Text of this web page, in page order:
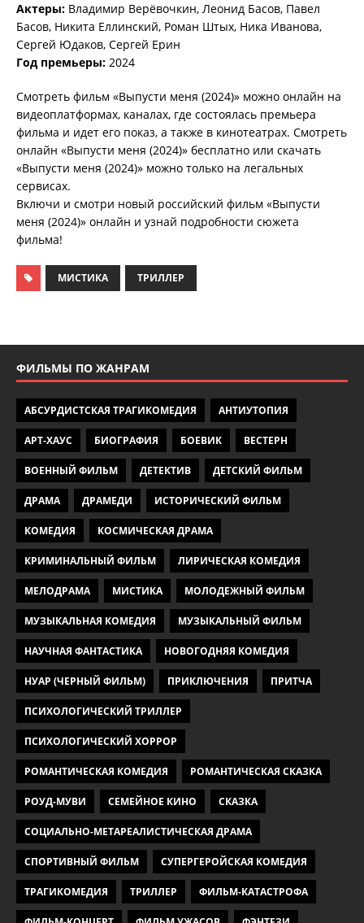
Актеры: Владимир Верёвочкин, Леонид Басов, Павел
Басов, Никита Еллинский, Роман Штых, Ника Иванова,
Сергей Юдаков, Сергей Ерин
Год премьеры: 2024
Смотреть фильм «Выпусти меня (2024)» можно онлайн на
видеоплатформах, каналах, где состоялась премьера
фильма и идет его показ, а также в кинотеатрах. Смотреть
онлайн «Выпусти меня (2024)» бесплатно или скачать
«Выпусти меня (2024)» можно только на легальных
сервисах.
Включи и смотри новый российский фильм «Выпусти
меня (2024)» онлайн и узнай подробности сюжета
фильма!
МИСТИКА ТРИЛЛЕР
ФИЛЬМЫ ПО ЖАНРАМ
АБСУРДИСТСКАЯ ТРАГИКОМЕДИЯ АНТИУТОПИЯ
АРТ-ХАУС БИОГРАФИЯ БОЕВИК ВЕСТЕРН
ВОЕННЫЙ ФИЛЬМ ДЕТЕКТИВ ДЕТСКИЙ ФИЛЬМ
ДРАМА ДРАМЕДИ ИСТОРИЧЕСКИЙ ФИЛЬМ
КОМЕДИЯ КОСМИЧЕСКАЯ ДРАМА
КРИМИНАЛЬНЫЙ ФИЛЬМ ЛИРИЧЕСКАЯ КОМЕДИЯ
МЕЛОДРАМА МИСТИКА МОЛОДЕЖНЫЙ ФИЛЬМ
МУЗЫКАЛЬНАЯ КОМЕДИЯ МУЗЫКАЛЬНЫЙ ФИЛЬМ
НАУЧНАЯ ФАНТАСТИКА НОВОГОДНЯЯ КОМЕДИЯ
НУАР (ЧЕРНЫЙ ФИЛЬМ) ПРИКЛЮЧЕНИЯ ПРИТЧА
ПСИХОЛОГИЧЕСКИЙ ТРИЛЛЕР
ПСИХОЛОГИЧЕСКИЙ ХОРРОР
РОМАНТИЧЕСКАЯ КОМЕДИЯ РОМАНТИЧЕСКАЯ СКАЗКА
РОУД-МУВИ СЕМЕЙНОЕ КИНО СКАЗКА
СОЦИАЛЬНО-МЕТАРЕАЛИСТИЧЕСКАЯ ДРАМА
СПОРТИВНЫЙ ФИЛЬМ СУПЕРГЕРОЙСКАЯ КОМЕДИЯ
ТРАГИКОМЕДИЯ ТРИЛЛЕР ФИЛЬМ-КАТАСТРОФА